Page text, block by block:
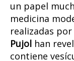
un papel
medicina
realizadas por
Pujol han
contiene